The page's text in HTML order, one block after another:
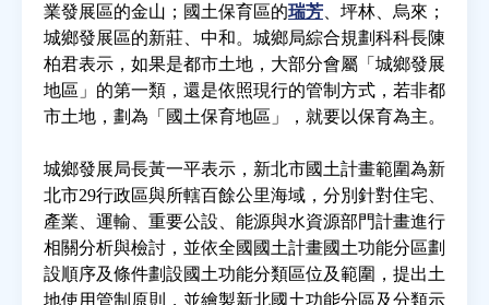
訂閱電子報
業發展區的金山；國土保育區的瑞芳 、坪林、烏來；
城鄉發展區的新莊、中和。城鄉局綜合規劃科科長陳
柏君表示，如果是都市土地，大部分會屬「城鄉發展
地區」的第一類，還是依照現行的管制方式，若非都
市土地，劃為「國土保育地區」，就要以保育為主。
城鄉發展局長黃一平表示，新北市國土計畫範圍為新
北市29行政區與所轄百餘公里海域，分別針對住宅、
產業、運輸、重要公設、能源與水資源部門計畫進行
相關分析與檢討，並依全國國土計畫國土功能分區劃
設順序及條件劃設國土功能分類區位及範圍，提出土
地使用管制原則，並繪製新北國土功能分區及分類示